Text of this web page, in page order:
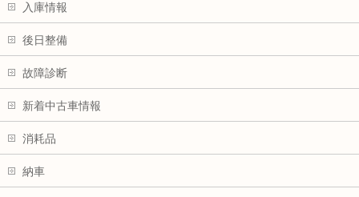
入庫情報
後日整備
故障診断
新着中古車情報
消耗品
納車